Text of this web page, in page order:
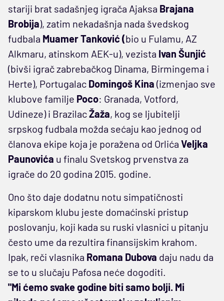
stariji brat sadašnjeg igrača Ajaksa Brajana
Brobija), zatim nekadašnja nada švedskog
fudbala Muamer Tanković (bio u Fulamu, AZ
Alkmaru, atinskom AEK-u), vezista Ivan Šunjić
(bivši igrač zabrebačkog Dinama, Birmingema i
Herte), Portugalac Domingoš Kina (izmenjao sve
klubove familje Poco: Granada, Votford,
Udineze) i BrazilacŽaža, kog se ljubitelji
srpskog fudbala možda sećaju kao jednog od
članova ekipe koja je poražena od Orlića Veljka
Paunovića u finalu Svetskog prvenstva za
igrače do 20 godina 2015. godine.
Ono što daje dodatnu notu simpatičnosti
kiparskom klubu jeste domaćinski pristup
poslovanju, koji kada su ruski vlasnici u pitanju
često ume da rezultira finansijskim krahom.
Ipak, reči vlasnika Romana Dubova daju nadu da
se to u slučaju Pafosa neće dogoditi.
"Mi ćemo svake godine biti samo bolji. Mi